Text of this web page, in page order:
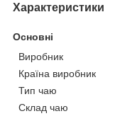
Характеристики
Основні
Виробник
Країна виробник
Тип чаю
Склад чаю